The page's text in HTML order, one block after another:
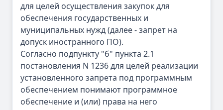
для целей осуществления закупок для
обеспечения государственных и
муниципальных нужд (далее - запрет на
допуск иностранного ПО).
Согласно подпункту "б" пункта 2.1
постановления N 1236 для целей реализации
установленного запрета под программным
обеспечением понимают программное
обеспечение и (или) права на него